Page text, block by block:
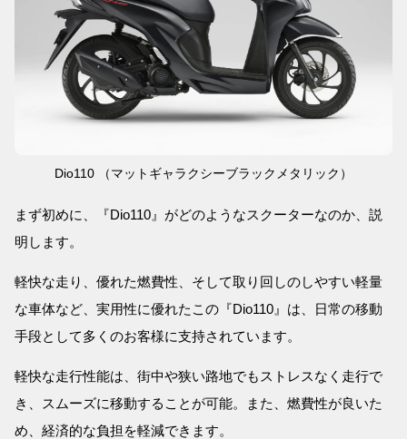
Dio110 （マットギャラクシーブラックメタリック）
まず初めに、『Dio110』がどのようなスクーターなのか、説
明します。
軽快な走り、優れた燃費性、そして取り回しのしやすい軽量
な車体など、実用性に優れたこの『Dio110』は、日常の移動
手段として多くのお客様に支持されています。
軽快な走行性能は、街中や狭い路地でもストレスなく走行で
き、スムーズに移動することが可能。また、燃費性が良いた
め、経済的な負担を軽減できます。